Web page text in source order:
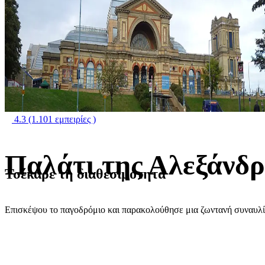
4.3 (1.101 εμπειρίες )
Παλάτι της
Επισκέψου το παγοδρόμιο και παρακολούθησε μια ζωντανή
Τσέκαρε τη διαθεσιμότητα